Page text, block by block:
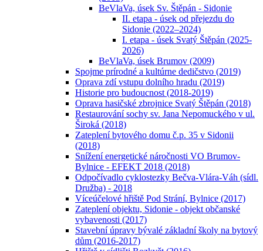
BeVlaVa, úsek Sv. Štěpán - Sidonie
II. etapa - úsek od přejezdu do
Sidonie (2022–2024)
I. etapa - úsek Svatý Štěpán (2025-
2026)
BeVlaVa, úsek Brumov (2009)
Spojme prírodné a kultúrne dedičstvo (2019)
Oprava zdí vstupu dolního hradu (2019)
Historie pro budoucnost (2018-2019)
Oprava hasičské zbrojnice Svatý Štěpán (2018)
Restaurování sochy sv. Jana Nepomuckého v ul.
Široká (2018)
Zateplení bytového domu č.p. 35 v Sidonii
(2018)
Snížení energetické náročnosti VO Brumov-
Bylnice - EFEKT 2018 (2018)
Odpočívadlo cyklostezky Bečva-Vlára-Váh (sídl.
Družba) - 2018
Víceúčelové hřiště Pod Strání, Bylnice (2017)
Zateplení objektu, Sidonie - objekt občanské
vybavenosti (2017)
Stavební úpravy bývalé základní školy na bytový
dům (2016-2017)